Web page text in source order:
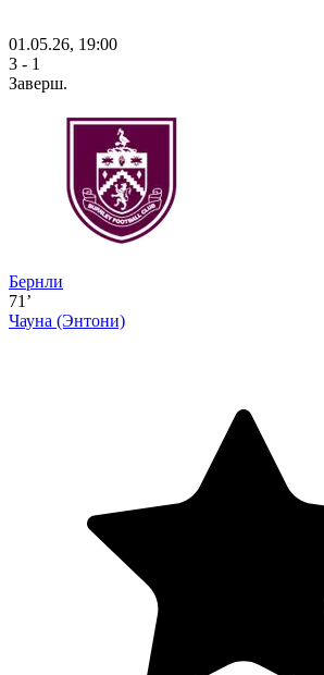
01.05.26, 19:00
3 - 1
Заверш.
Бернли
71’
Чауна (Энтони)